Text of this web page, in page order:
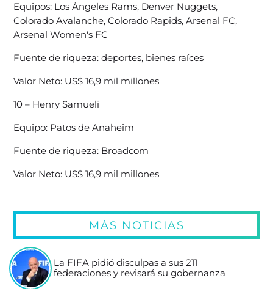
Equipos: Los Ángeles Rams, Denver Nuggets,
Colorado Avalanche, Colorado Rapids, Arsenal FC,
Arsenal Women's FC
Fuente de riqueza: deportes, bienes raíces
Valor Neto: US$ 16,9 mil millones
10 – Henry Samueli
Equipo: Patos de Anaheim
Fuente de riqueza: Broadcom
Valor Neto: US$ 16,9 mil millones
MÁS NOTICIAS
La FIFA pidió disculpas a sus 211
federaciones y revisará su gobernanza